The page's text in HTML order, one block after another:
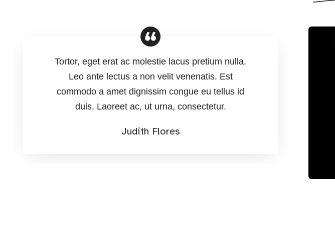
Tortor, eget erat ac molestie lacus pretium nulla.
Leo ante lectus a non velit venenatis. Est
commodo a amet dignissim congue eu tellus id
duis. Laoreet ac, ut urna, consectetur.
Judith Flores